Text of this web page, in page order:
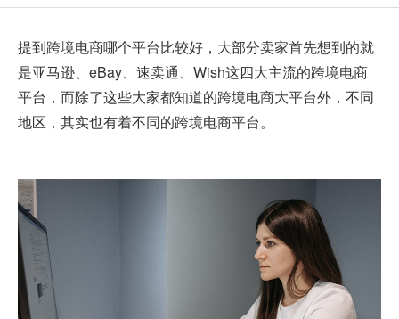
提到跨境电商哪个平台比较好，大部分卖家首先想到的就
是亚马逊、eBay、速卖通、Wish这四大主流的跨境电商
平台 ，而除了这些大家都知道的跨境电商大平台外，不同
地区，其实也有着不同的跨境电商平台。